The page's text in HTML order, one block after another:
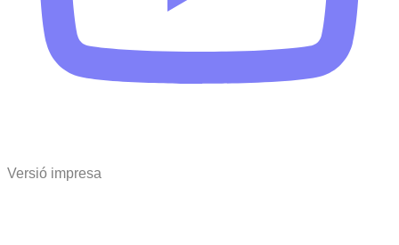
Versió impresa